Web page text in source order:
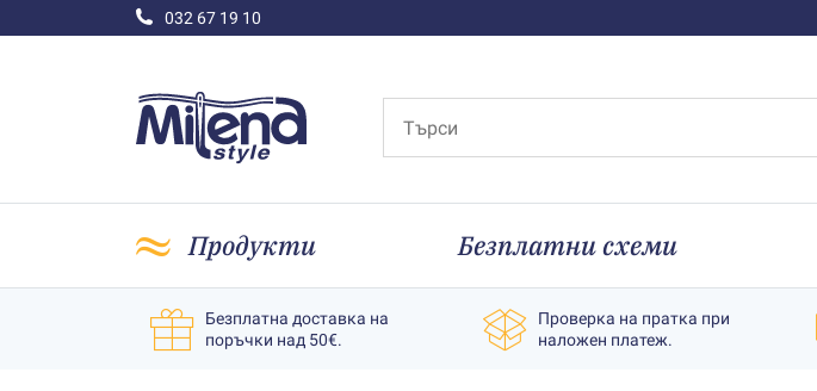
032 67 19 10
Продукти Безплатни схеми
Безплатна доставка на
поръчки над 50€.
Проверка на пратка при
наложен платеж.